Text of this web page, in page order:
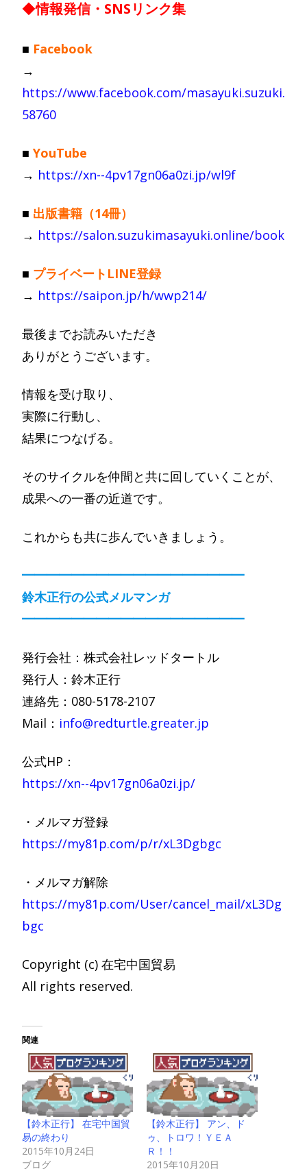
◆情報発信・SNSリンク集
■ Facebook
→
https://www.facebook.com/masayuki.suzuki.
58760
■ YouTube
→ https://xn--4pv17gn06a0zi.jp/wl9f
■ 出版書籍（14冊）
→ https://salon.suzukimasayuki.online/book
■ プライベートLINE登録
→ https://saipon.jp/h/wwp214/
最後までお読みいただき
ありがとうございます。
情報を受け取り、
実際に行動し、
結果につなげる。
そのサイクルを仲間と共に回していくことが、
成果への一番の近道です。
これからも共に歩んでいきましょう。
━━━━━━━━━━━━━━━━━━
鈴木正行の公式メルマンガ
━━━━━━━━━━━━━━━━━━
発行会社：株式会社レッドタートル
発行人：鈴木正行
連絡先：080-5178-2107
Mail： info@redturtle.greater.jp
公式HP：
https://xn--4pv17gn06a0zi.jp/
・メルマガ登録
https://my81p.com/p/r/xL3Dgbgc
・メルマガ解除
https://my81p.com/User/cancel_mail/xL3Dg
bgc
Copyright (c) 在宅中国貿易
All rights reserved.
関連
【鈴木正行】 在宅中国貿
易の終わり
2015年10月24日
ブログ
【鈴木正行】 アン、ド
ゥ、トロワ！ＹＥＡ
Ｒ！！
2015年10月20日